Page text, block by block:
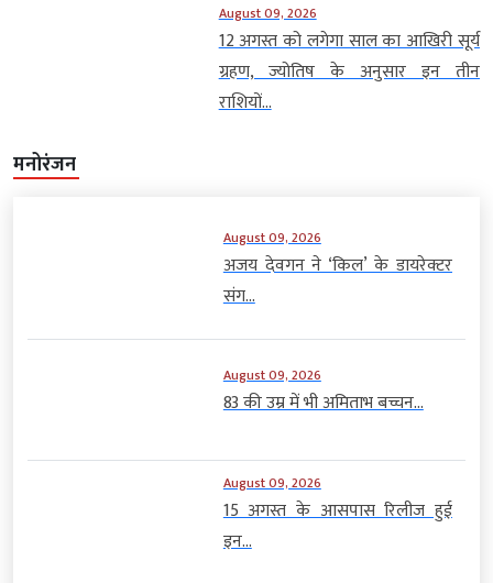
August 09, 2026
12 अगस्त को लगेगा साल का आखिरी सूर्य
ग्रहण, ज्योतिष के अनुसार इन तीन
राशियों...
मनोरंजन
August 09, 2026
अजय देवगन ने ‘किल’ के डायरेक्टर
संग...
August 09, 2026
83 की उम्र में भी अमिताभ बच्चन...
August 09, 2026
15 अगस्त के आसपास रिलीज हुई
इन...